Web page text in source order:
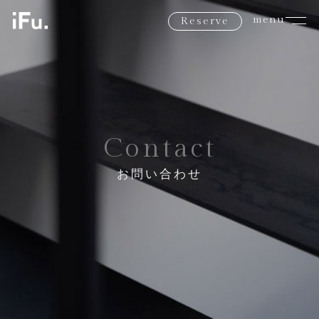
Reserve menu
Contact
お問い合わせ